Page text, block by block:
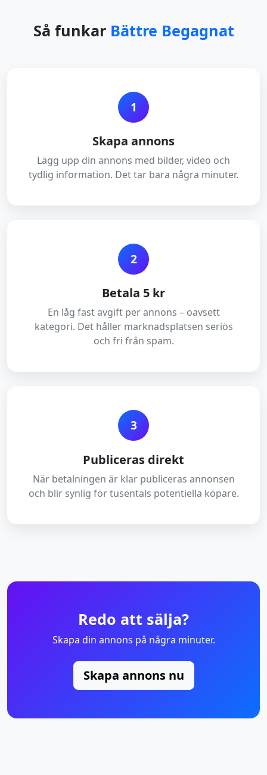
Så funkar Bättre Begagnat
1
Skapa annons
Lägg upp din annons med bilder, video och
tydlig information. Det tar bara några minuter.
2
Betala 5 kr
En låg fast avgift per annons – oavsett
kategori. Det håller marknadsplatsen seriös
och fri från spam.
3
Publiceras direkt
När betalningen är klar publiceras annonsen
och blir synlig för tusentals potentiella köpare.
Redo att sälja?
Skapa din annons på några minuter.
Skapa annons nu